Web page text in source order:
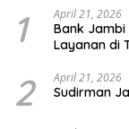
1 April 21, 2026
Bank Jambi
Layanan di
2 April 21, 2026
Sudirman